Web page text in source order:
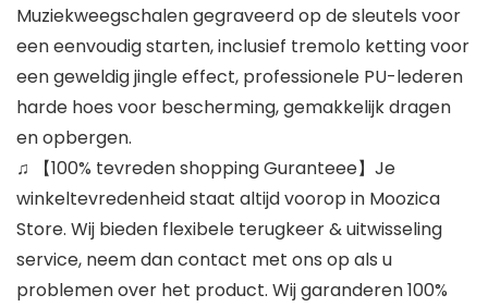
Muziekweegschalen gegraveerd op de sleutels voor
een eenvoudig starten, inclusief tremolo ketting voor
een geweldig jingle effect, professionele PU-lederen
harde hoes voor bescherming, gemakkelijk dragen
en opbergen.
♫ 【100% tevreden shopping Guranteee】Je
winkeltevredenheid staat altijd voorop in Moozica
Store. Wij bieden flexibele terugkeer & uitwisseling
service, neem dan contact met ons op als u
problemen over het product. Wij garanderen 100%